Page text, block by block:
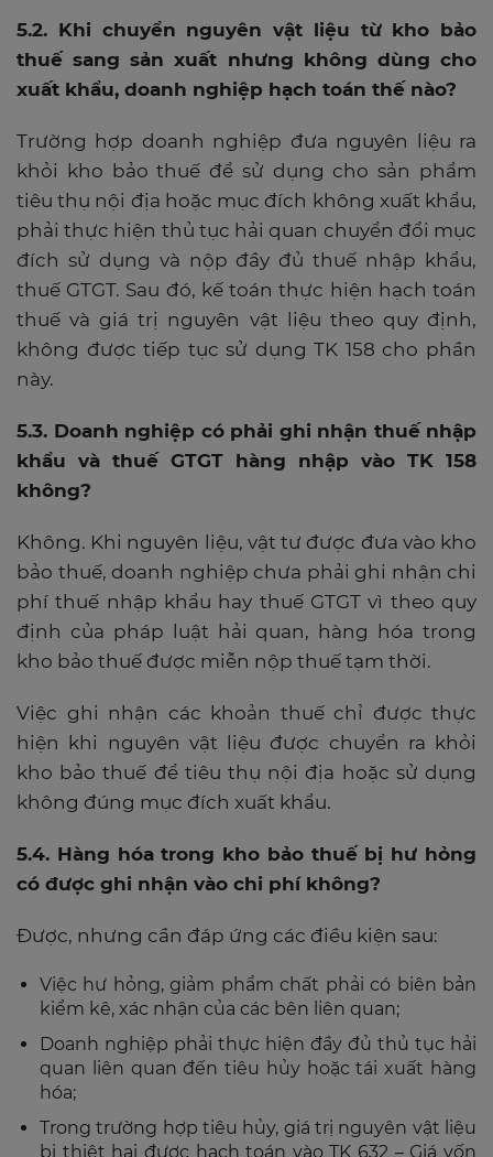
5.2. Khi chuyển nguyên vật liệu từ kho bảo
thuế sang sản xuất nhưng không dùng cho
xuất khẩu, doanh nghiệp hạch toán thế nào?
Trường hợp doanh nghiệp đưa nguyên liệu ra
khỏi kho bảo thuế để sử dụng cho sản phẩm
tiêu thụ nội địa hoặc mục đích không xuất khẩu,
phải thực hiện thủ tục hải quan chuyển đổi mục
đích sử dụng và nộp đầy đủ thuế nhập khẩu,
thuế GTGT. Sau đó, kế toán thực hiện hạch toán
thuế và giá trị nguyên vật liệu theo quy định,
không được tiếp tục sử dụng TK 158 cho phần
này.
5.3. Doanh nghiệp có phải ghi nhận thuế nhập
khẩu và thuế GTGT hàng nhập vào TK 158
không?
Không. Khi nguyên liệu, vật tư được đưa vào kho
bảo thuế, doanh nghiệp chưa phải ghi nhận chi
phí thuế nhập khẩu hay thuế GTGT vì theo quy
định của pháp luật hải quan, hàng hóa trong
kho bảo thuế được miễn nộp thuế tạm thời.
Việc ghi nhận các khoản thuế chỉ được thực
hiện khi nguyên vật liệu được chuyển ra khỏi
kho bảo thuế để tiêu thụ nội địa hoặc sử dụng
không đúng mục đích xuất khẩu.
5.4. Hàng hóa trong kho bảo thuế bị hư hỏng
có được ghi nhận vào chi phí không?
Được, nhưng cần đáp ứng các điều kiện sau:
Việc hư hỏng, giảm phẩm chất phải có biên bản
kiểm kê, xác nhận của các bên liên quan;
Doanh nghiệp phải thực hiện đầy đủ thủ tục hải
quan liên quan đến tiêu hủy hoặc tái xuất hàng
hóa;
Trong trường hợp tiêu hủy, giá trị nguyên vật liệu
bị thiệt hại được hạch toán vào TK 632 – Giá vốn